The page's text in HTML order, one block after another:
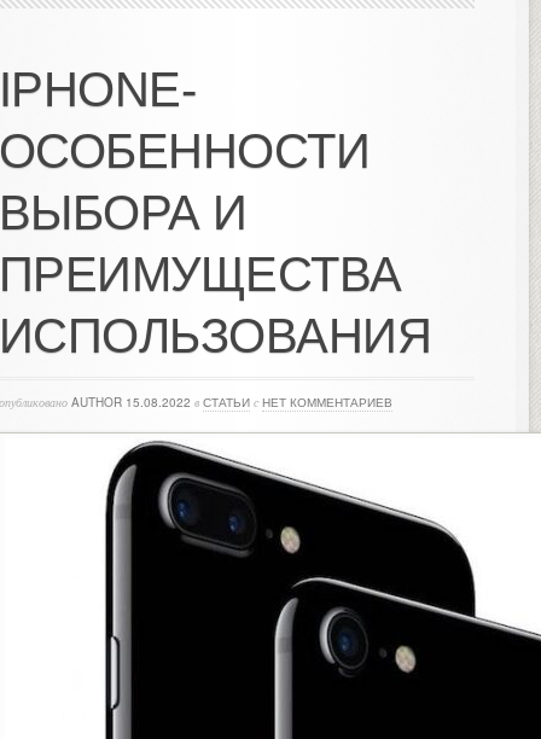
И
AUTHOR 15.08.2022 в СТАТЬИ с НЕТ КОММЕНТАРИЕВ